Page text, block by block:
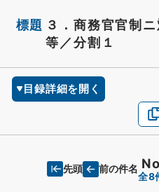
標題 ３．商務官官制
等／分割１
目録詳細を開く
先頭 前の件名
全8